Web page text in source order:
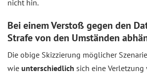
nicht hin.
Bei einem Verstoß gegen den
Strafe von den Umständen
Die obige Skizzierung möglicher
wie unterschiedlich sich eine